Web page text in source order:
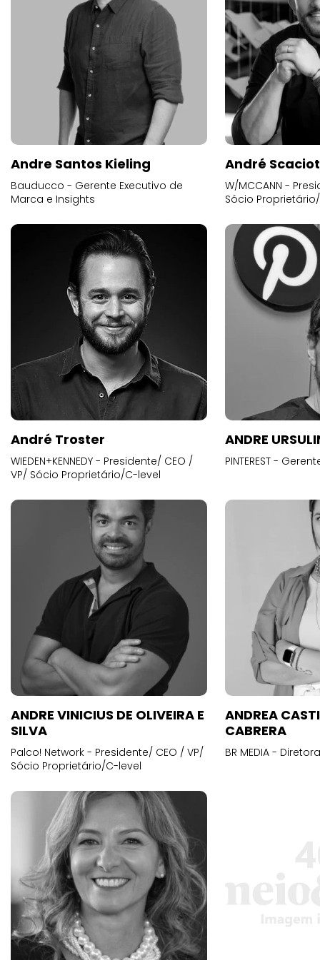
Andre Santos Kieling
Bauducco - Gerente Executivo de
Marca e Insights
André
W/MCCANN -
Sócio
André Troster
WIEDEN+KENNEDY - Presidente/ CEO /
VP/ Sócio Proprietário/C-level
ANDRE
PINTEREST -
ANDRE VINICIUS DE OLIVEIRA E
SILVA
Palco! Network - Presidente/ CEO / VP/
Sócio Proprietário/C-level
ANDREA
CABRERA
BR MEDIA -